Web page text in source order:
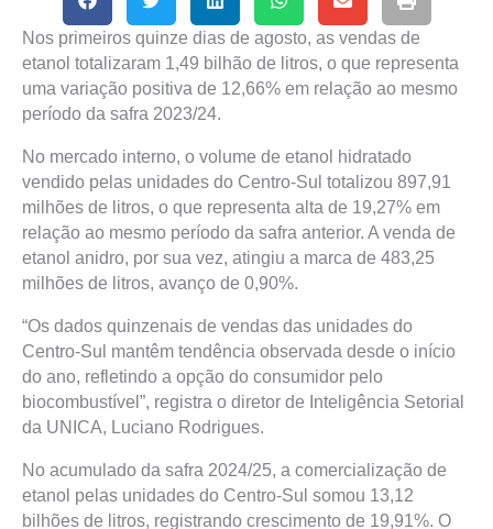
Nos primeiros quinze dias de agosto, as vendas de
etanol totalizaram 1,49 bilhão de litros, o que representa
uma variação positiva de 12,66% em relação ao mesmo
período da safra 2023/24.
No mercado interno, o volume de etanol hidratado
vendido pelas unidades do Centro-Sul totalizou 897,91
milhões de litros, o que representa alta de 19,27% em
relação ao mesmo período da safra anterior. A venda de
etanol anidro, por sua vez, atingiu a marca de 483,25
milhões de litros, avanço de 0,90%.
“Os dados quinzenais de vendas das unidades do
Centro-Sul mantêm tendência observada desde o início
do ano, refletindo a opção do consumidor pelo
biocombustível”, registra o diretor de Inteligência Setorial
da UNICA, Luciano Rodrigues.
No acumulado da safra 2024/25, a comercialização de
etanol pelas unidades do Centro-Sul somou 13,12
bilhões de litros, registrando crescimento de 19,91%. O